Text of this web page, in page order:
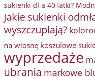
sukienki dl a 40 latki?
Jakie sukienki
wyszczuplają?
na wiosnę koszulowe
wyprzedaże
ubrania markowe